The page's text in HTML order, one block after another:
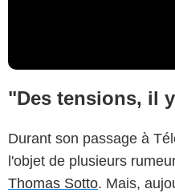
"Des tensions, il
Durant son passage à
l'objet de plusieurs
Thomas Sotto. Mais,